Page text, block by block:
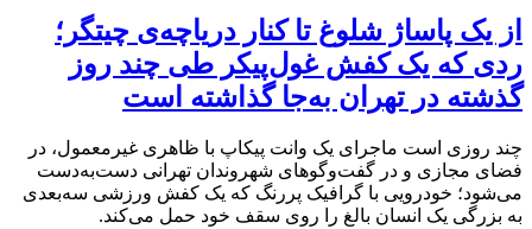
از یک پاساژ شلوغ تا کنار دریاچه‌ی چیتگر؛
ردی که یک کفش غول‌پیکر طی چند روز
گذشته در تهران به‌جا گذاشته است
چند روزی است ماجرای یک وانت پیکاپ با ظاهری غیرمعمول، در
فضای مجازی و در گفت‌وگوهای شهروندان تهرانی دست‌به‌دست
می‌شود؛ خودرویی با گرافیک پررنگ که یک کفش ورزشی سه‌بعدی
به بزرگی یک انسان بالغ را روی سقف خود حمل می‌کند.